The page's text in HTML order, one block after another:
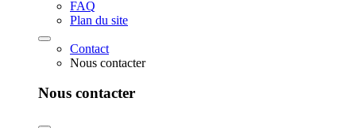
FAQ
Plan du site
Contact
Nous contacter
Nous contacter